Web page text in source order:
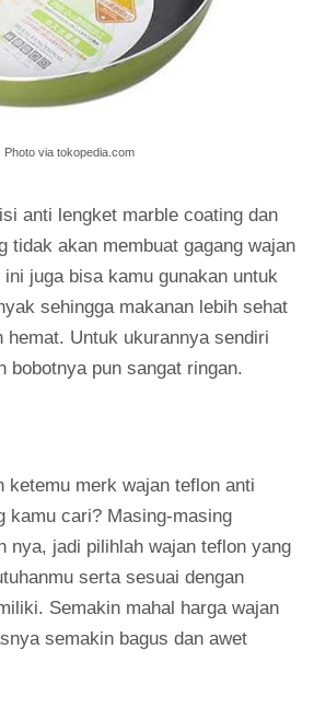
Photo via tokopedia.com
anti lengket marble coating dan
tidak akan membuat gagang wajan
juga bisa kamu gunakan untuk
sehingga makanan lebih sehat
hemat. Untuk ukurannya sendiri
bobotnya pun sangat ringan.
ketemu merk wajan teflon anti
kamu cari? Masing-masing
nya, jadi pilihlah wajan teflon yang
serta sesuai dengan
Semakin mahal harga wajan
semakin bagus dan awet